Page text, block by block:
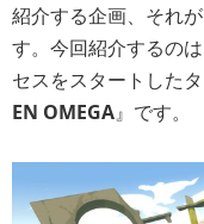
紹介する企画、それが
す。今回紹介するの
セスをスタートした
EN OMEGA』です。